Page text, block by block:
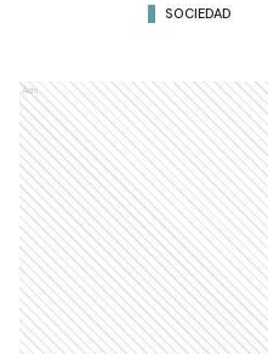
SOCIEDAD
Ads